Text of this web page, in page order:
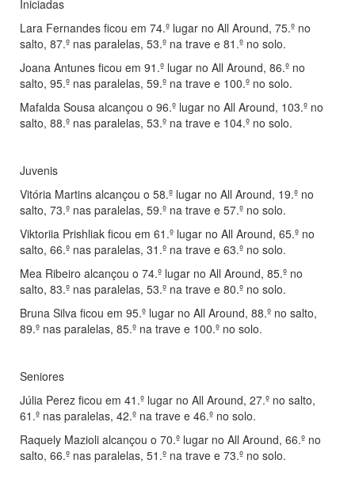
Iniciadas
Lara Fernandes ficou em 74.º lugar no All Around, 75.º no
salto, 87.º nas paralelas, 53.º na trave e 81.º no solo.
Joana Antunes ficou em 91.º lugar no All Around, 86.º no
salto, 95.º nas paralelas, 59.º na trave e 100.º no solo.
Mafalda Sousa alcançou o 96.º lugar no All Around, 103.º no
salto, 88.º nas paralelas, 53.º na trave e 104.º no solo.
Juvenis
Vitória Martins alcançou o 58.º lugar no All Around, 19.º no
salto, 73.º nas paralelas, 59.º na trave e 57.º no solo.
Viktoriia Prishliak ficou em 61.º lugar no All Around, 65.º no
salto, 66.º nas paralelas, 31.º na trave e 63.º no solo.
Mea Ribeiro alcançou o 74.º lugar no All Around, 85.º no
salto, 83.º nas paralelas, 53.º na trave e 80.º no solo.
Bruna Silva ficou em 95.º lugar no All Around, 88.º no salto,
89.º nas paralelas, 85.º na trave e 100.º no solo.
Seniores
Júlia Perez ficou em 41.º lugar no All Around, 27.º no salto,
61.º nas paralelas, 42.º na trave e 46.º no solo.
Raquely Mazioli alcançou o 70.º lugar no All Around, 66.º no
salto, 66.º nas paralelas, 51.º na trave e 73.º no solo.